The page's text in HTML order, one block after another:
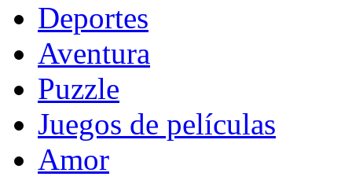
Deportes
Aventura
Puzzle
Juegos de películas
Amor